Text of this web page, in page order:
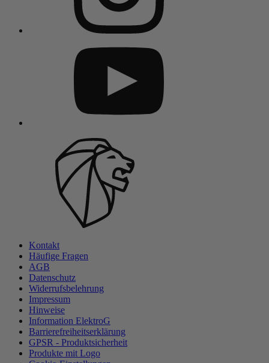
Kontakt
Häufige Fragen
AGB
Datenschutz
Widerrufsbelehrung
Impressum
Hinweise
Information ElektroG
Barrierefreiheitserklärung
GPSR - Produktsicherheit
Produkte mit Logo